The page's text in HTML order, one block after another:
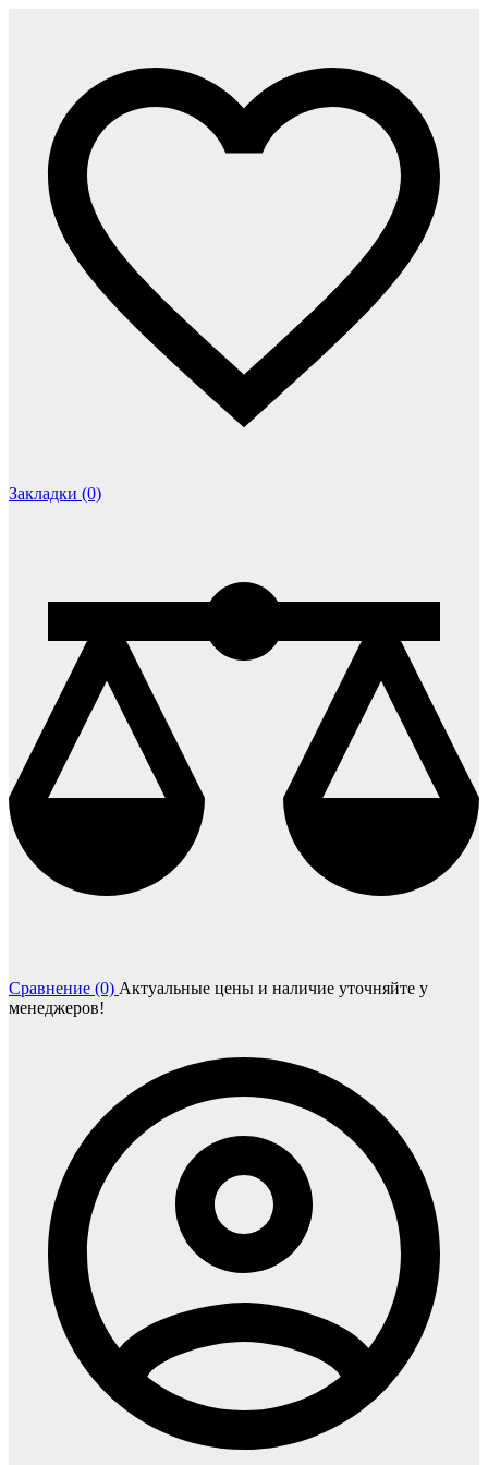
Закладки (0)
Сравнение (0) Актуальные цены и наличие уточняйте у
менеджеров!